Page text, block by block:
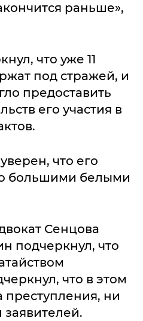
раньше»,
что уже 11
под стражей, и
предоставить
его участия в
что его
большими белыми
Сенцова
подчеркнул, что
что в этом
преступления, ни